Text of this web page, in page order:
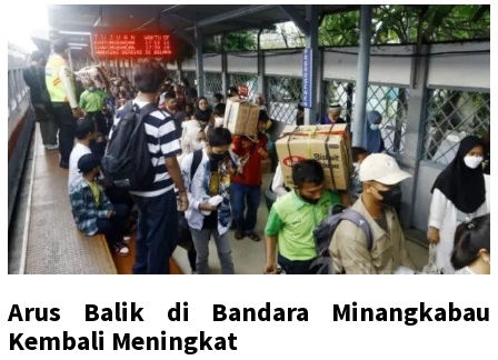
Arus Balik di Bandara Minangkabau
Kembali Meningkat